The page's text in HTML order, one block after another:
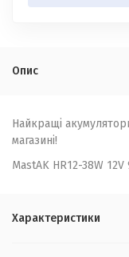
Опис
Найкращі
магазині!
MastAK HR12-38W
Характеристики